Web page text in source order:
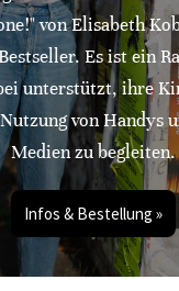
von Elisabeth
Es ist ein
unterstützt, ihre
von Handys
Medien zu begleiten.
Infos & Bestellung »